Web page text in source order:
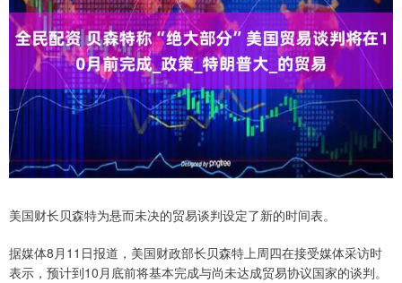
美国财长贝森特为悬而未决的贸易谈判设定了新的时间表。
据媒体8月11日报道，美国财政部长贝森特上周四在接受媒体采访时
表示，预计到10月底前将基本完成与尚未达成贸易协议国家的谈判。